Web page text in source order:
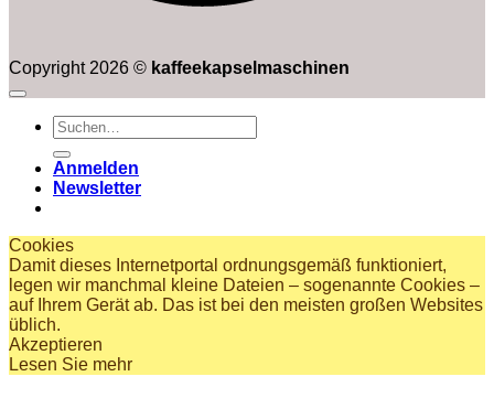
Copyright 2026 © kaffeekapselmaschinen
Suchen
nach:
Anmelden
Newsletter
Cookies
Damit dieses Internetportal ordnungsgemäß funktioniert,
legen wir manchmal kleine Dateien – sogenannte Cookies –
auf Ihrem Gerät ab. Das ist bei den meisten großen Websites
üblich.
Akzeptieren
Lesen Sie mehr